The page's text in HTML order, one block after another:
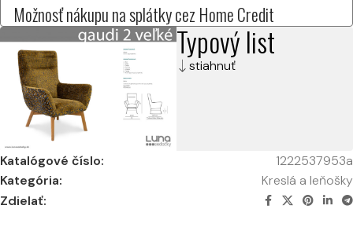
Možnosť nákupu na splátky cez Home Credit
Typový list
stiahnuť
Katalógové číslo:
1222537953a
Kategória:
Kreslá a leňošky
Zdielať: